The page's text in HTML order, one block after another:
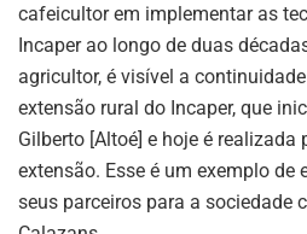
cafeicultor em implementar as
Incaper ao longo de duas
agricultor, é visível a
extensão rural do Incaper, que
Gilberto [Altoé] e hoje é realizada
extensão. Esse é um exemplo de
seus parceiros para a sociedade